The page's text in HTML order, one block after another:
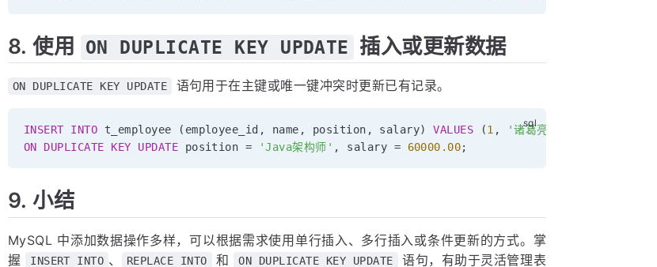
8. 使用 ON DUPLICATE KEY UPDATE 插入或更新数据
ON DUPLICATE KEY UPDATE 语句用于在主键或唯一键冲突时更新已有记录。
INSERT INTO t_employee ( employee_id , name , position , salary) VALUES (1 , '诸葛亮'
ON
DUPLICATE KEY UPDATE position = 'Java架构师' , salary = 60000.00;
9. 小结
MySQL 中添加数据操作多样，可以根据需求使用单行插入、多行插入或条件更新的方式。掌
握
INSERT INTO 、 REPLACE INTO 和 ON DUPLICATE KEY UPDATE 语句，有助于灵活管理表